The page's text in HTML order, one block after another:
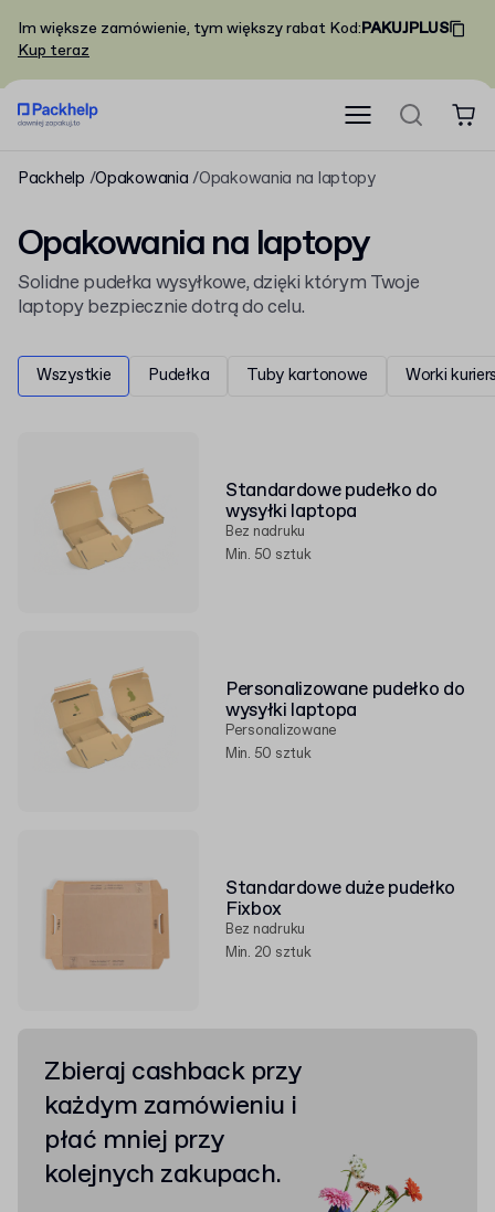
Im większe zamówienie, tym większy rabat Kod:PAKUJPLUS
Kup teraz
Packhelp Opakowania Opakowania na laptopy
Opakowania na laptopy
Solidne pudełka wysyłkowe, dzięki którym Twoje
laptopy bezpiecznie dotrą do celu.
Wszystkie Pudełka Tuby kartonowe Worki
Standardowe pudełko do
wysyłki laptopa
Bez nadruku
Min. 50 sztuk
Personalizowane pudełko do
wysyłki laptopa
Personalizowane
Min. 50 sztuk
Standardowe duże pudełko
Fixbox
Bez nadruku
Min. 20 sztuk
Zbieraj cashback przy
każdym zamówieniu i
płać mniej przy
kolejnych zakupach.